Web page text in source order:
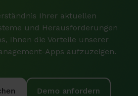
Ihrer aktuellen
und Herausforderungen
Ihnen die Vorteile unserer
Apps aufzuzeigen.
Demo anfordern